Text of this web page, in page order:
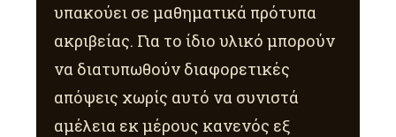
υπακούει σε μαθηματικά πρότυπα
ακριβείας. Για το ίδιο υλικό μπορούν
να διατυπωθούν διαφορετικές
απόψεις χωρίς αυτό να συνιστά
αμέλεια εκ μέρους κανενός εξ